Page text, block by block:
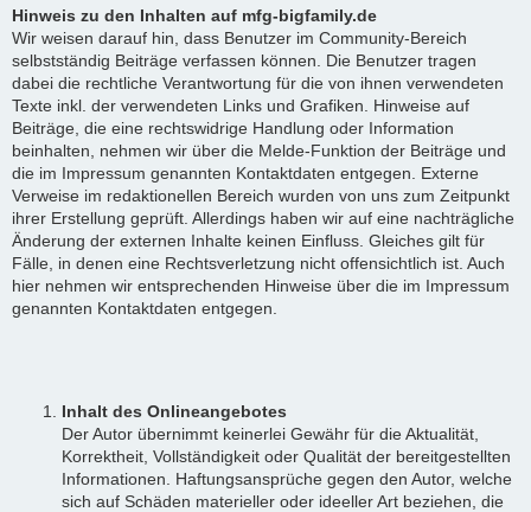
Hinweis zu den Inhalten auf mfg-bigfamily.de
Wir weisen darauf hin, dass Benutzer im Community-Bereich
selbstständig Beiträge verfassen können. Die Benutzer tragen
dabei die rechtliche Verantwortung für die von ihnen verwendeten
Texte inkl. der verwendeten Links und Grafiken. Hinweise auf
Beiträge, die eine rechtswidrige Handlung oder Information
beinhalten, nehmen wir über die Melde-Funktion der Beiträge und
die im Impressum genannten Kontaktdaten entgegen. Externe
Verweise im redaktionellen Bereich wurden von uns zum Zeitpunkt
ihrer Erstellung geprüft. Allerdings haben wir auf eine nachträgliche
Änderung der externen Inhalte keinen Einfluss. Gleiches gilt für
Fälle, in denen eine Rechtsverletzung nicht offensichtlich ist. Auch
hier nehmen wir entsprechenden Hinweise über die im Impressum
genannten Kontaktdaten entgegen.
Inhalt des Onlineangebotes
Der Autor übernimmt keinerlei Gewähr für die Aktualität,
Korrektheit, Vollständigkeit oder Qualität der bereitgestellten
Informationen. Haftungsansprüche gegen den Autor, welche
sich auf Schäden materieller oder ideeller Art beziehen, die